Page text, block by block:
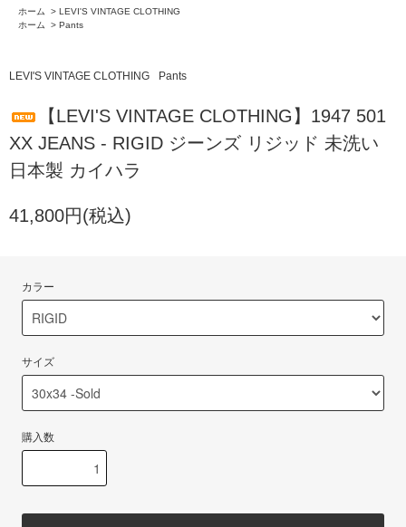
ホーム > LEVI'S VINTAGE CLOTHING
ホーム
> Pants
LEVI'S VINTAGE CLOTHING Pants
【LEVI'S VINTAGE CLOTHING】1947 501
XX JEANS - RIGID ジーンズ リジッド 未洗い
日本製 カイハラ
41,800円(税込)
カラー
サイズ
購入数